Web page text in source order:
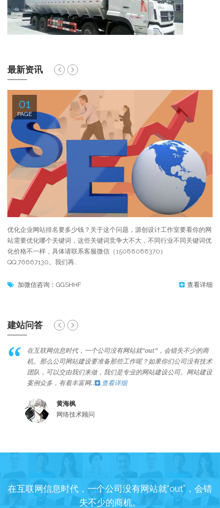
最新资讯
01
PAGE
优化企业网站排名要多少钱？关于这个问题，源创设计工作室要看你的网
站需要优化哪个关键词，这些关键词竞争大不大，不同行业不同关键词优
化价格不一样，具体请联系客服微信（15088088370）
QQ:76667130。我们再..
加微信咨询：GGSHHF 查看详细
建站问答
在互联网信息时代，一个公司没有网站就“out”，会错失不少的商
机。那么公司网站建设要准备那些工作呢？如果你们公司没有技术
团队，可以交由我们来做，我们是专业的网站建设公司。网站建设
案例众多，有着丰富网..
查看详细
黄海枫
网络技术顾问
在互联网信息时代，一个公司没有网站就“out”，会错
失不少的商机。